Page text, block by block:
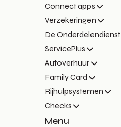
Connect apps
Verzekeringen
De Onderdelendienst
ServicePlus
Autoverhuur
Family Card
Rijhulpsystemen
Checks
Menu